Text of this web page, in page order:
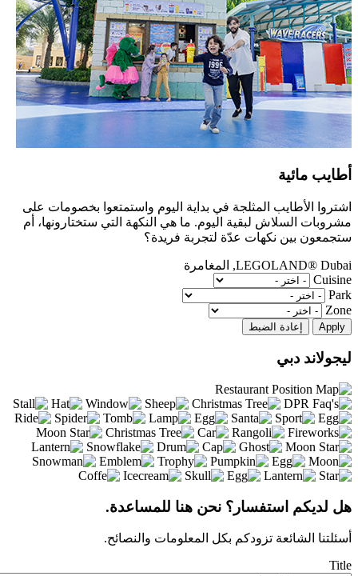
أطايب مائية
اشتروا الأطايب المثلجة في بداية اليوم واستمتعوا بخصومات على
مشروبات السلاش لبقية اليوم. ما هي النكهة التي ستختارونها، أم
ستجمعون بين نكهات عدّة لتجربة فريدة؟
LEGOLAND® Dubai, المغامرة
Cuisine
Park
Zone
ليجولاند دبي
هل لديكم استفسار؟ نحن هنا للمساعدة.
أسئلتنا الشائعة تزودكم بكل المعلومات والنصائح.
Title